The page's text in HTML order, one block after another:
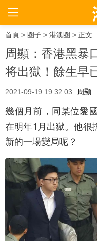
首頁 > 圈子 > 港澳圈 > 正文
周顯：香港黑暴
将出獄！餘生早
2021-09-19 19:32:03 周顯
幾個月前，同某位愛
在明年1月出獄。他很
新的一場變局呢？